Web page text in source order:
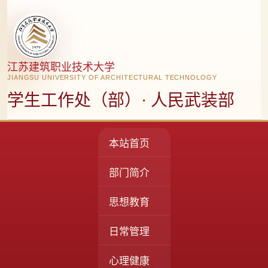
江苏建筑职业技术大学
JIANGSU UNIVERSITY OF ARCHITECTURAL TECHNOLOGY
学生工作处（部）· 人民武装部
本站首页
部门简介
思想教育
日常管理
心理健康